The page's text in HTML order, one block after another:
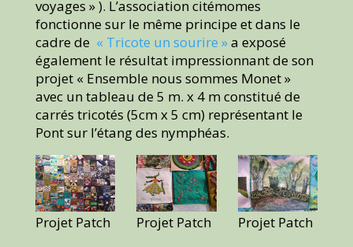
voyages » ). L’association citémomes
fonctionne sur le même principe et dans le
cadre de « Tricote un sourire »a exposé
également le résultat impressionnant de son
projet « Ensemble nous sommes Monet »
avec un tableau de 5 m. x 4 m constitué de
carrés tricotés (5cm x 5 cm) représentant le
Pont sur l’étang des nymphéas.
Projet Patch Projet Patch Projet Patch